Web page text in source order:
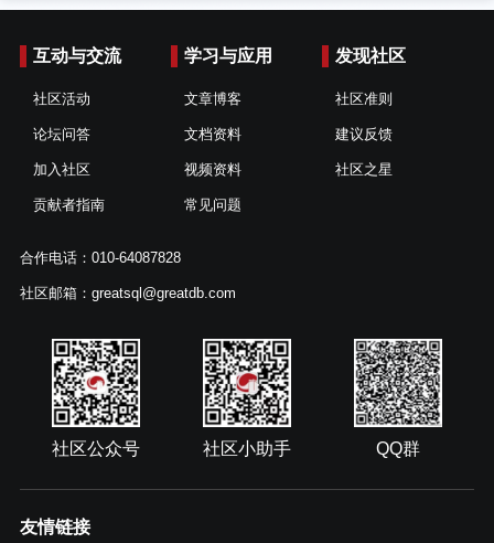
互动与交流
社区活动
论坛问答
加入社区
贡献者指南
学习与应用
文章博客
文档资料
视频资料
常见问题
发现社区
社区准则
建议反馈
社区之星
合作电话：010-64087828
社区邮箱：greatsql@greatdb.com
社区公众号 社区小助手 QQ群
友情链接